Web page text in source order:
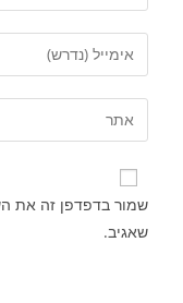
שמור בדפדפן זה את
שאגיב.